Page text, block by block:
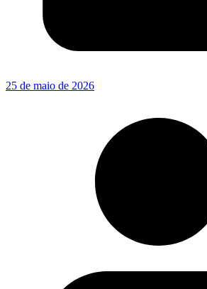
25 de maio de 2026